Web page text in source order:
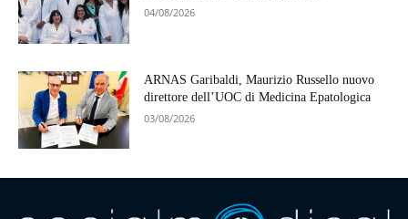
04/08/2026
ARNAS Garibaldi, Maurizio Russello nuovo
direttore dell’UOC di Medicina Epatologica
03/08/2026